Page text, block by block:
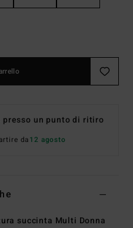
presso un punto di ritiro
da12 agosto
succinta Multi Donna